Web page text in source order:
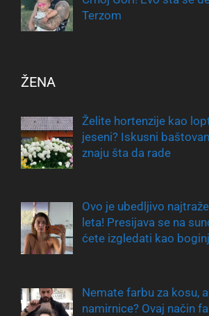
Terzom
ŽENA
Želite hortenzije kao
jeseni? Iskusni
znaju šta da rade
Ovo je ubedljivo
leta! Presijava se na
ćete izgledati kao
Nemate farbu za kosu,
namirnice? Ovaj način